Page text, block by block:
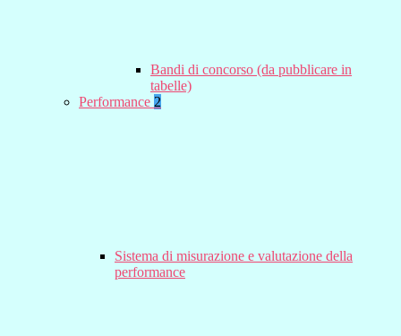
Bandi di concorso (da pubblicare in
tabelle)
Performance 2
Sistema di misurazione e valutazione della
performance